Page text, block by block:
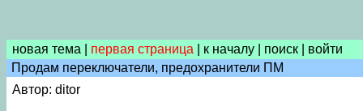
новая тема первая страница к началу поиск войти
Продам переключатели, предохранители ПМ
Автор: ditor